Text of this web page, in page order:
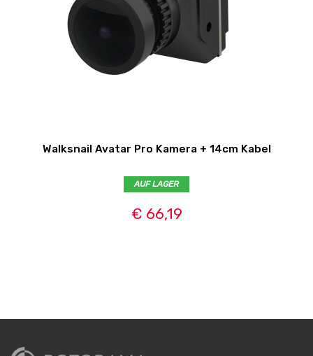
Walksnail Avatar Pro Kamera + 14cm Kabel
AUF LAGER
€ 66,19